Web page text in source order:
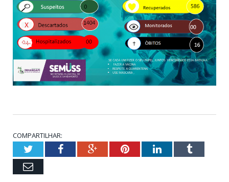
COMPARTILHAR:
TwitterFacebookGoogle+PinterestLinkedInTumblr
Email